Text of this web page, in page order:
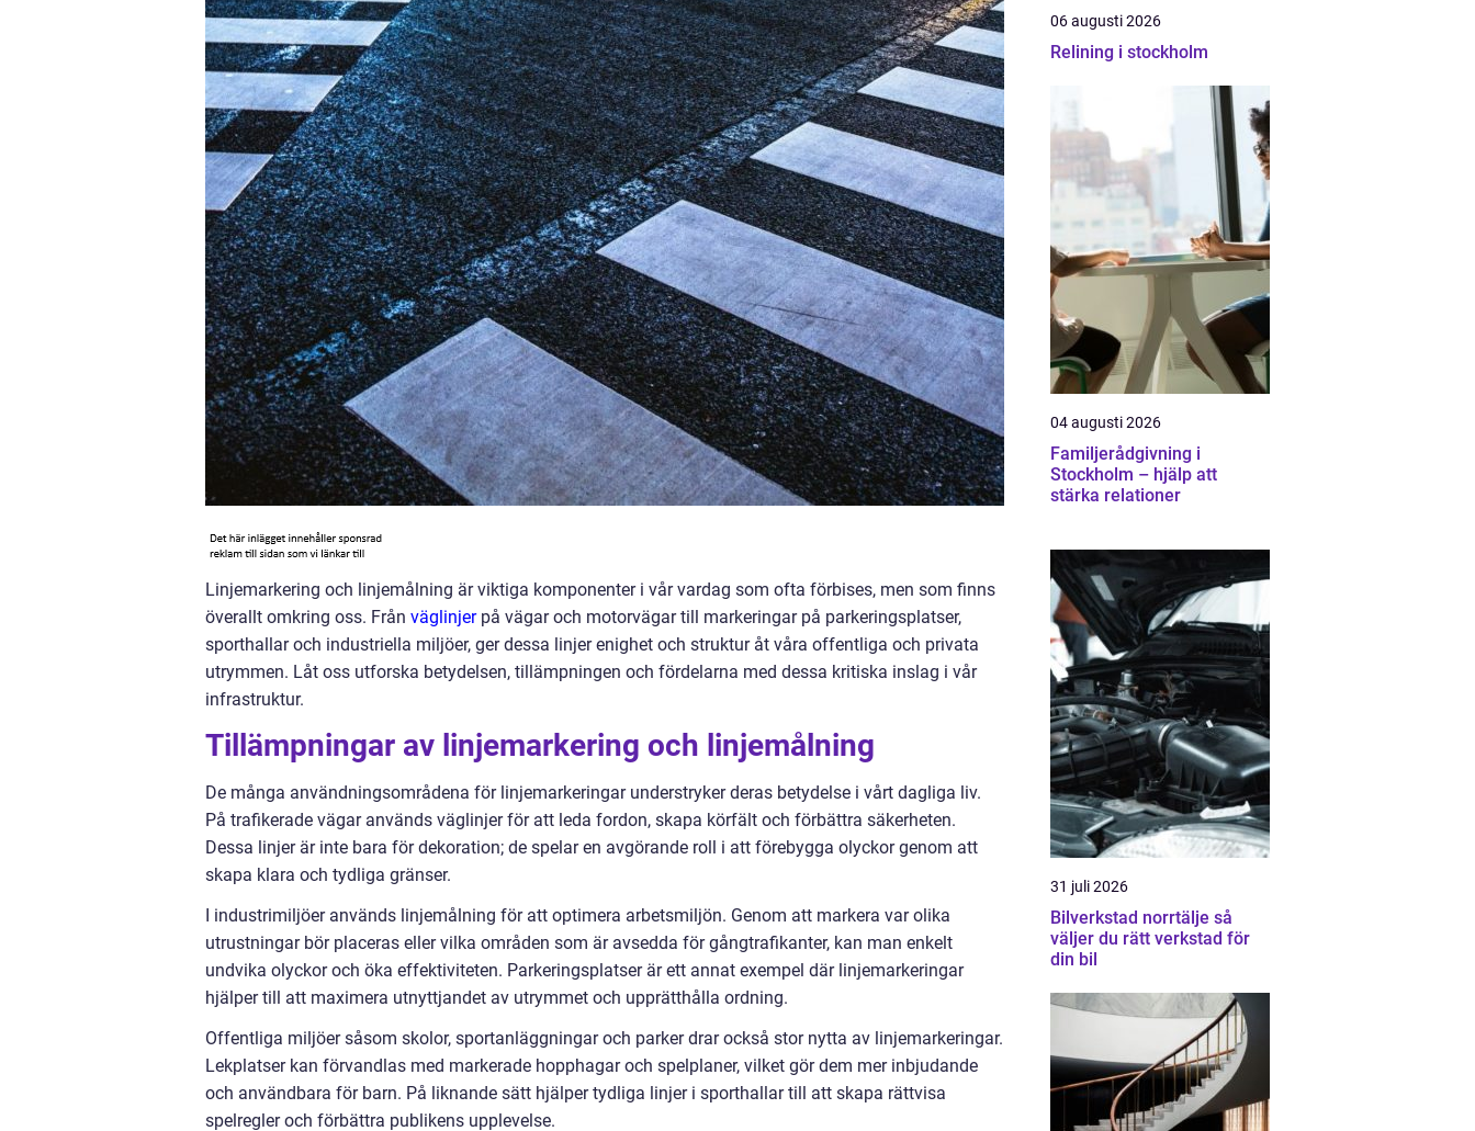
Linjemarkering och linjemålning är viktiga komponenter i vår vardag som ofta förbises, men som finns
överallt omkring oss. Från väglinjerpå vägar och motorvägar till markeringar på parkeringsplatser,
sporthallar och industriella miljöer, ger dessa linjer enighet och struktur åt våra offentliga och privata
utrymmen. Låt oss utforska betydelsen, tillämpningen och fördelarna med dessa kritiska inslag i vår
infrastruktur.
Tillämpningar av linjemarkering och linjemålning
De många användningsområdena för linjemarkeringar understryker deras betydelse i vårt dagliga liv.
På trafikerade vägar används väglinjer för att leda fordon, skapa körfält och förbättra säkerheten.
Dessa linjer är inte bara för dekoration; de spelar en avgörande roll i att förebygga olyckor genom att
skapa klara och tydliga gränser.
I industrimiljöer används linjemålning för att optimera arbetsmiljön. Genom att markera var olika
utrustningar bör placeras eller vilka områden som är avsedda för gångtrafikanter, kan man enkelt
undvika olyckor och öka effektiviteten. Parkeringsplatser är ett annat exempel där linjemarkeringar
hjälper till att maximera utnyttjandet av utrymmet och upprätthålla ordning.
Offentliga miljöer såsom skolor, sportanläggningar och parker drar också stor nytta av linjemarkeringar.
Lekplatser kan förvandlas med markerade hopphagar och spelplaner, vilket gör dem mer inbjudande
och användbara för barn. På liknande sätt hjälper tydliga linjer i sporthallar till att skapa rättvisa
spelregler och förbättra publikens upplevelse.
06 augusti 2026
Relining i stockholm
04 augusti 2026
Familjerådgivning i
Stockholm – hjälp att
stärka relationer
31 juli 2026
Bilverkstad norrtälje så
väljer du rätt verkstad för
din bil